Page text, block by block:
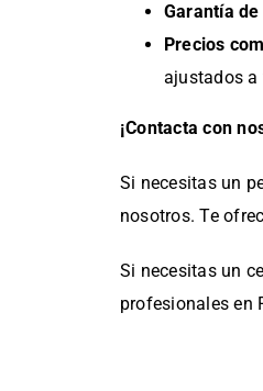
Garantía
Precios
ajustados a
¡Contacta con
Si necesitas un
nosotros. Te
Si necesitas un
profesionales en